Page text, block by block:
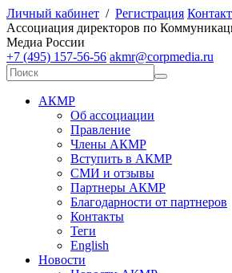
Личный кабинет / Регистрация
Ассоциация директоров по К
Медиа России
+7 (495) 157-56-56 akmr@corpmedia.ru
АКМР
Об ассоциации
Правление
Члены АКМР
Вступить в АКМР
СМИ и отзывы
Партнеры АКМР
Благодарности от партнеров
Контакты
Теги
English
Новости